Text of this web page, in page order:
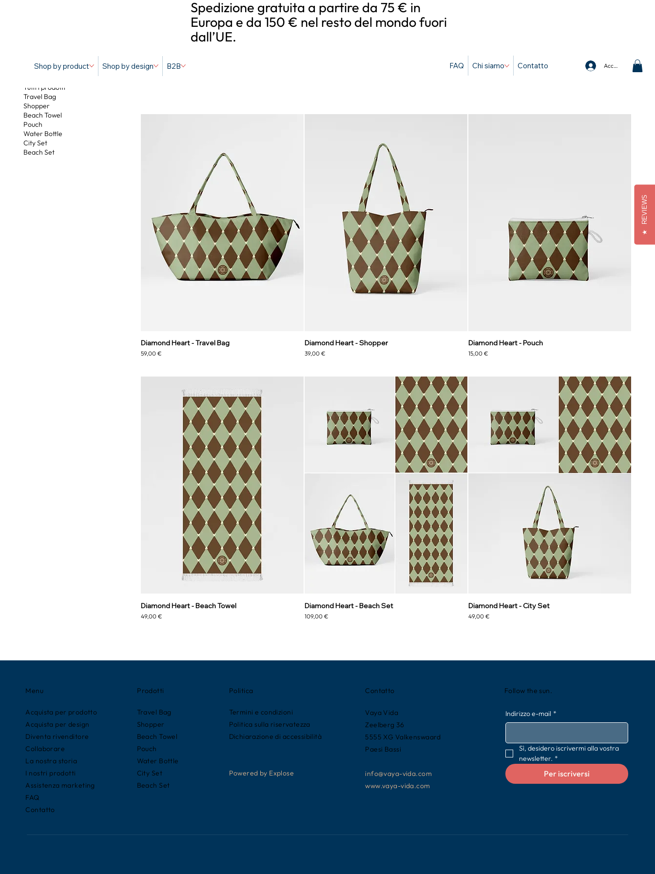
Shop by product Shop by design B2B Accedi
FAQ Chi siamo Contatto
Spedizione gratuita a partire da 75 € in
Europa e da 150 € nel resto del mondo fuori
dall’UE.
Tutti i prodotti
Travel Bag
Shopper
Beach Towel
Pouch
Water Bottle
City Set
Beach Set
Diamond Heart
Diamond Heart - Travel Bag
Prezzo
59,00 €
Diamond Heart - Shopper
Prezzo
39,00 €
Diamond Heart - Pouch
Prezzo
15,00 €
Diamond Heart - Beach Towel
Prezzo
49,00 €
Diamond Heart - Beach Set
Prezzo
109,00 €
Diamond Heart - City Set
Prezzo
49,00 €
Menu
Acquista per prodotto
Acquista per design
Diventa rivenditore
Collaborare
La nostra storia
I nostri prodotti
Assistenza marketing
FAQ
Contatto
Prodotti
Travel Bag
Shopper
Beach Towel
Pouch
Water Bottle
City Set
Beach Set
Politica
Termini e condizioni
Politica sulla riservatezza
Dichiarazione di accessibilità
Powered by Explose
Contatto
Vaya Vida
Zeelberg 36
5555 XG Valkenswaard
Paesi Bassi
info@vaya-vida.com
www.vaya-vida.com
Follow the sun.
Indirizzo e-mail *
Sì, desidero iscrivermi alla vostra
newsletter. *
Per iscriversi
★
REVIEWS